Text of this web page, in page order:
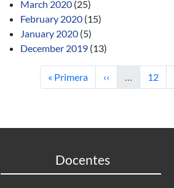
March 2020 (25)
February 2020 (15)
January 2020 (5)
December 2019 (13)
First page
« Primera Previous page
‹‹ … Page
12
Docentes